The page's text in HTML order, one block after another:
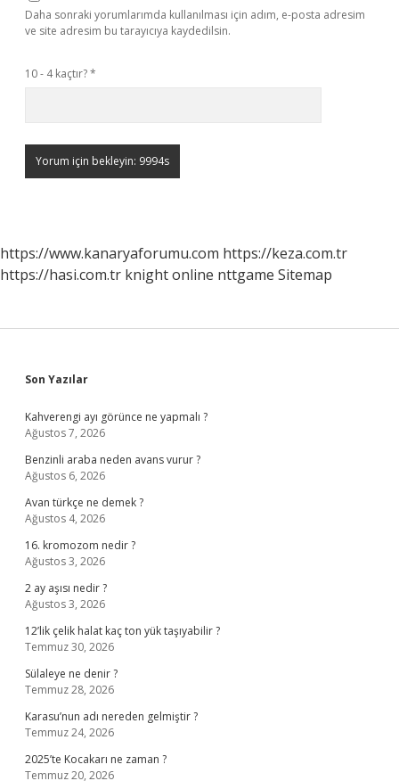
Daha sonraki yorumlarımda kullanılması için adım, e-posta adresim
ve site adresim bu tarayıcıya kaydedilsin.
10 - 4 kaçtır?*
https://www.kanaryaforumu.com https://keza.com.tr
https://hasi.com.tr knight online nttgame Sitemap
Sidebar
Son Yazılar
Kahverengi ayı görünce ne yapmalı ?
Ağustos 7, 2026
Benzinli araba neden avans vurur ?
Ağustos 6, 2026
Avan türkçe ne demek ?
Ağustos 4, 2026
16. kromozom nedir ?
Ağustos 3, 2026
2 ay aşısı nedir ?
Ağustos 3, 2026
12’lik çelik halat kaç ton yük taşıyabilir ?
Temmuz 30, 2026
Sülaleye ne denir ?
Temmuz 28, 2026
Karasu’nun adı nereden gelmiştir ?
Temmuz 24, 2026
2025’te Kocakarı ne zaman ?
Temmuz 20, 2026